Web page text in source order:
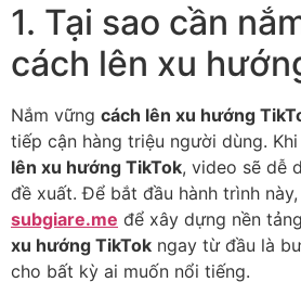
1. Tại sao cần
cách lên xu
Nắm vững cách lên xu hướng
tiếp cận hàng triệu người dùng.
lên xu hướng TikTok, video sẽ dễ
đề xuất. Để bắt đầu hành trình
subgiare.me để xây dựng nền
xu hướng TikTok ngay từ đầu là
cho bất kỳ ai muốn nổi tiếng.